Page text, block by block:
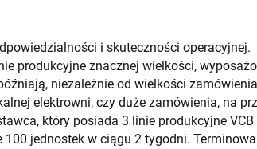
i skuteczności operacyjnej.
produkcyjne znacznej wielkości,
niezależnie od wielkości
elektrowni, czy duże zamówienia, na
który posiada 3 linie produkcyjne VCB
jednostek w ciągu 2 tygodni. Terminowa